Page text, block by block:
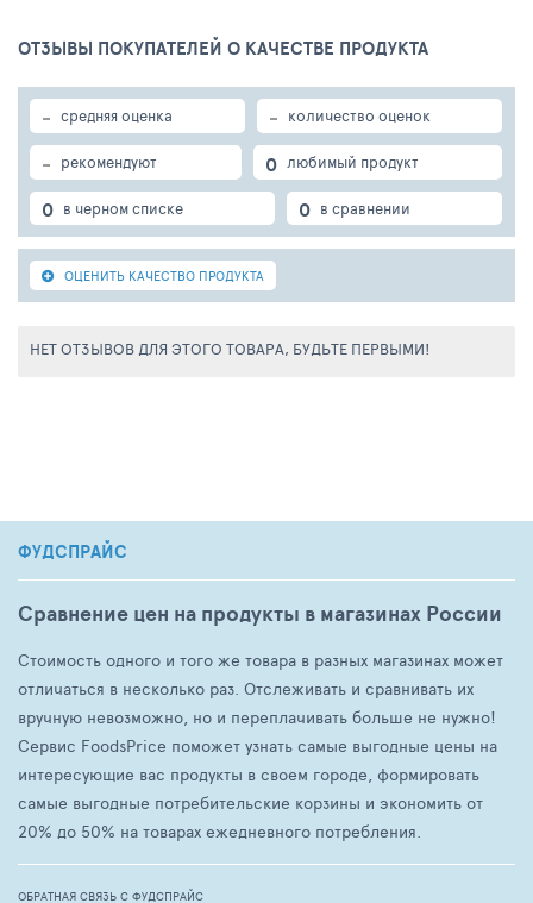
ОТЗЫВЫ ПОКУПАТЕЛЕЙ О КАЧЕСТВЕ ПРОДУКТА
- средняя оценка - количество оценок
- рекомендуют 0 любимый продукт
0 в черном списке 0 в сравнении
ОЦЕНИТЬ КАЧЕСТВО ПРОДУКТА
НЕТ ОТЗЫВОВ ДЛЯ ЭТОГО ТОВАРА, БУДЬТЕ ПЕРВЫМИ!
ФУДСПРАЙС
Сравнение цен на продукты в магазинах России
Стоимость одного и того же товара в разных магазинах может
отличаться в несколько раз. Отслеживать и сравнивать их
вручную невозможно, но и переплачивать больше не нужно!
Сервис FoodsPrice поможет узнать самые выгодные цены на
интересующие вас продукты в своем городе, формировать
самые выгодные потребительские корзины и экономить от
20% до 50% на товарах ежедневного потребления.
ОБРАТНАЯ СВЯЗЬ С ФУДСПРАЙС